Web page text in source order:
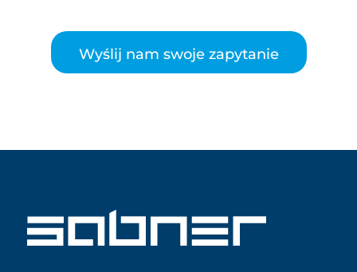
Wyślij nam swoje zapytanie